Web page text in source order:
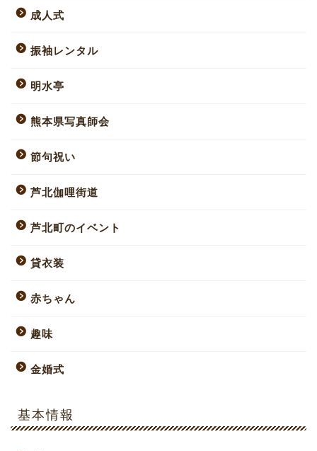
成人式
振袖レンタル
明水亭
熊本県写真師会
節句祝い
芦北伽哩街道
芦北町のイベント
貸衣装
赤ちゃん
趣味
金婚式
基本情報